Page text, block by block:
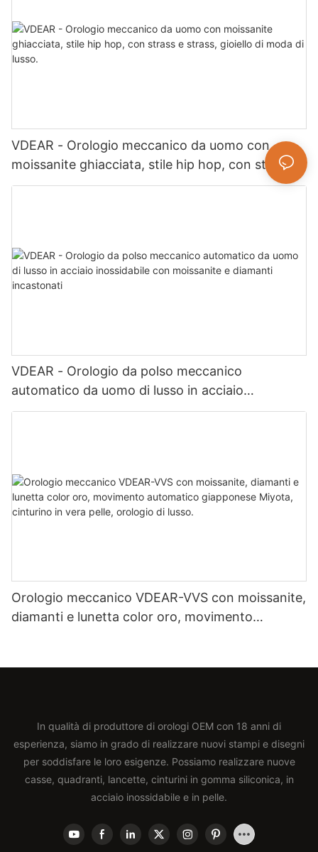
VDEAR - Orologio meccanico da uomo con
moissanite ghiacciata, stile hip hop, con strass e
strass, gioiello di moda di lusso.
VDEAR - Orologio da polso meccanico
automatico da uomo di lusso in acciaio
inossidabile con moissanite e diamanti
Orologio meccanico VDEAR-VVS con moissanite,
diamanti e lunetta color oro, movimento
In qualità di produttore di orologi OEM con 18 anni di
esperienza, siamo in grado di realizzare nuovi stampi e disegni
per soddisfare le loro esigenze. Possiamo realizzare nuove
casse, quadranti, lancette, cinturini in gomma siliconica, in
acciaio inossidabile e in pelle.